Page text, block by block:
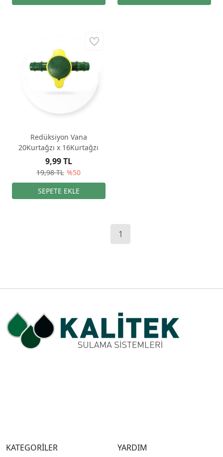
Redüksiyon Vana
20Kurtağzı x 16Kurtağzı
19,98 TL %50
9,99 TL
1
KATEGORİLER YARDIM